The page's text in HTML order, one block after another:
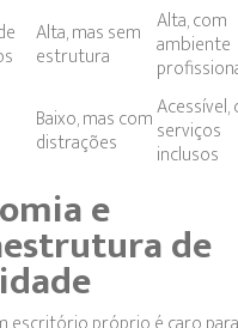
Alta, mas sem
estrutura
Alta, com
ambiente
Baixo, mas com
distrações
Acessível,
serviços
inclusos
e
de